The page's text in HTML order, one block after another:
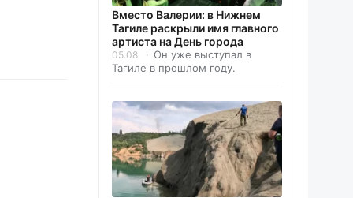
Вместо Валерии: в Нижнем
Тагиле раскрыли имя главного
артиста на День города
05.08
Он уже выступал в
Тагиле в прошлом году.